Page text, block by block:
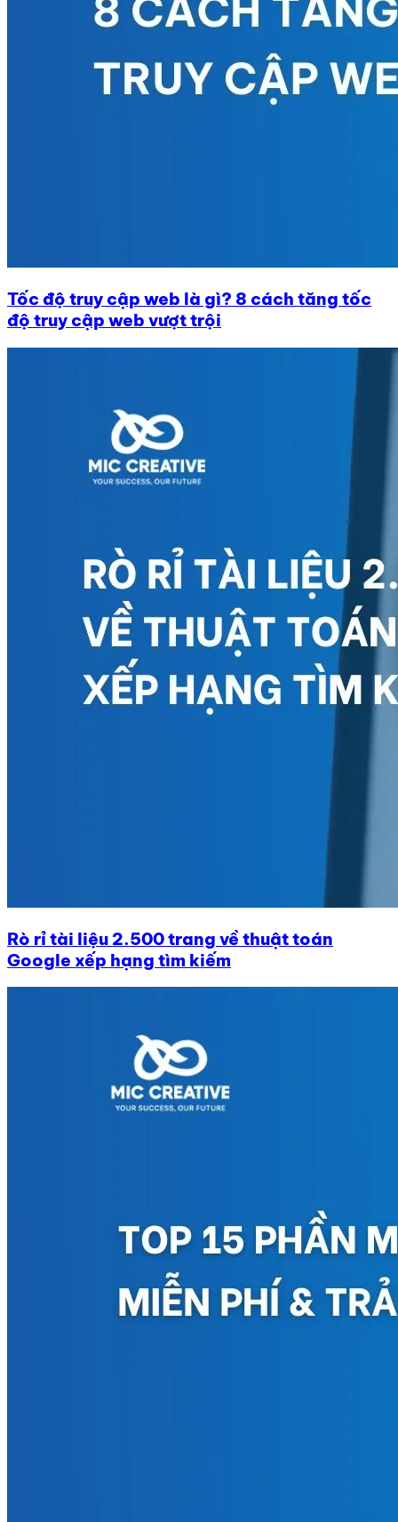
Tốc độ truy cập web là gì? 8 cách tăng tốc
độ truy cập web vượt trội
Rò rỉ tài liệu 2.500 trang về thuật toán
Google xếp hạng tìm kiếm